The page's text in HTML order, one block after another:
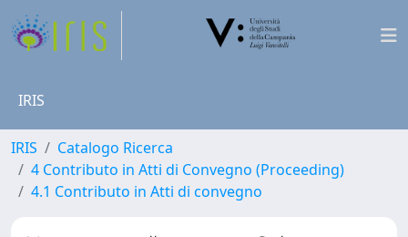
IRIS
IRIS
Catalogo Ricerca
4 Contributo in Atti di Convegno (Proceeding)
4.1 Contributo in Atti di convegno